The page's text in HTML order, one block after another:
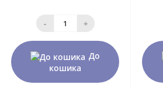
- +
До
кошика